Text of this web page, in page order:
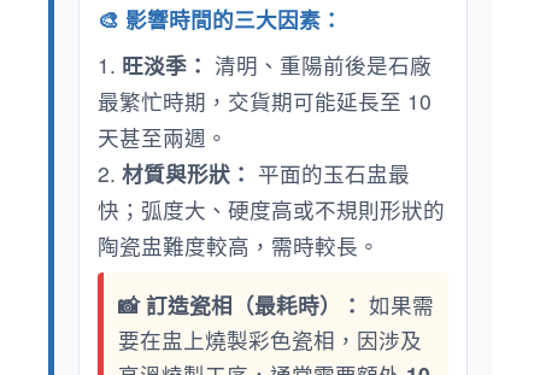
🎨 影響時間的三大因素：
1. 旺淡季： 清明、重陽前後是石廠
最繁忙時期，交貨期可能延長至 10
天甚至兩週。
2. 材質與形狀： 平面的玉石盅最
快；弧度大、硬度高或不規則形狀的
陶瓷盅難度較高，需時較長。
📸 訂造瓷相（最耗時）： 如果需
要在盅上燒製彩色瓷相，因涉及